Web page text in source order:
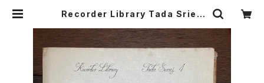
Recorder Library Tada Sries
E RECORDER AND KEYBOARD
二本のアルトリコーダーと鍵盤楽器
のための名曲選【著者：多田免郎】出
版社：全音楽譜出版社 1967年 | Bi
rds' Tale Collective